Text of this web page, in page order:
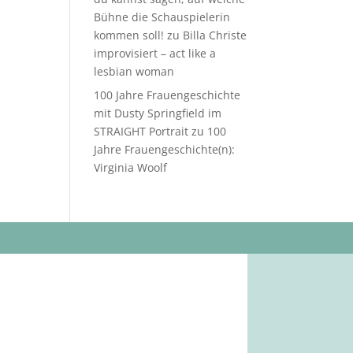
Bühne die Schauspielerin
kommen soll! zu Billa Christe
improvisiert – act like a
lesbian woman
100 Jahre Frauengeschichte
mit Dusty Springfield im
STRAIGHT Portrait zu 100
Jahre Frauengeschichte(n):
Virginia Woolf